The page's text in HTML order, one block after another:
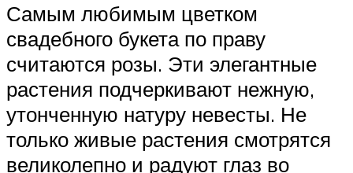
Самым любимым цветком
свадебного букета по праву
считаются розы. Эти элегантные
растения подчеркивают нежную,
утонченную натуру невесты. Не
только живые растения смотрятся
великолепно и радуют глаз во